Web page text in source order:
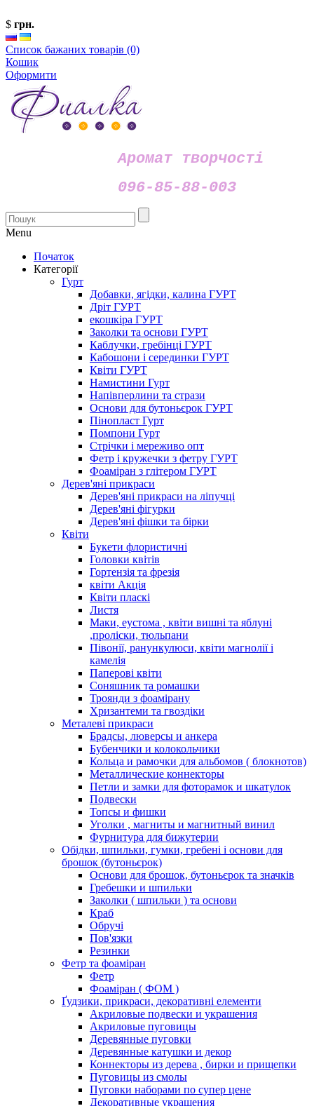
$ грн.
Список бажаних товарів (0)
Кошик
Оформити
Аромат творчості
096-85-88-003
Menu
Початок
Категорії
Гурт
Добавки, ягідки, калина ГУРТ
Дріт ГУРТ
екошкіра ГУРТ
Заколки та основи ГУРТ
Каблучки, гребінці ГУРТ
Кабошони і серединки ГУРТ
Квіти ГУРТ
Намистини Гурт
Напівперлини та стрази
Основи для бутоньєрок ГУРТ
Пінопласт Гурт
Помпони Гурт
Стрічки і мереживо опт
Фетр і кружечки з фетру ГУРТ
Фоаміран з глітером ГУРТ
Дерев'яні прикраси
Дерев'яні прикраси на ліпучці
Дерев'яні фігурки
Дерев'яні фішки та бірки
Квіти
Букети флористичні
Головки квітів
Гортензія та фрезія
квіти Акція
Квіти пласкі
Листя
Маки, еустома , квіти вишні та яблуні
,проліски, тюльпани
Півонії, ранункулюси, квіти магнолії і
камелія
Паперові квіти
Соняшник та ромашки
Троянди з фоамірану
Хризантеми та гвоздіки
Металеві прикраси
Брадсы, люверсы и анкера
Бубенчики и колокольчики
Кольца и рамочки для альбомов ( блокнотов)
Металлические коннекторы
Петли и замки для фоторамок и шкатулок
Подвески
Топсы и фишки
Уголки , магниты и магнитный винил
Фурнитура для бижутерии
Обідки, шпильки, гумки, гребені і основи для
брошок (бутоньєрок)
Основи для брошок, бутоньєрок та значків
Гребешки и шпильки
Заколки ( шпильки ) та основи
Краб
Обручі
Пов'язки
Резинки
Фетр та фоаміран
Фетр
Фоаміран ( ФОМ )
Ґудзики, прикраси, декоративні елементи
Акриловые подвески и украшения
Акриловые пуговицы
Деревянные пуговки
Деревянные катушки и декор
Коннекторы из дерева , бирки и прищепки
Пуговицы из смолы
Пуговки наборами по супер цене
Декоративные украшения